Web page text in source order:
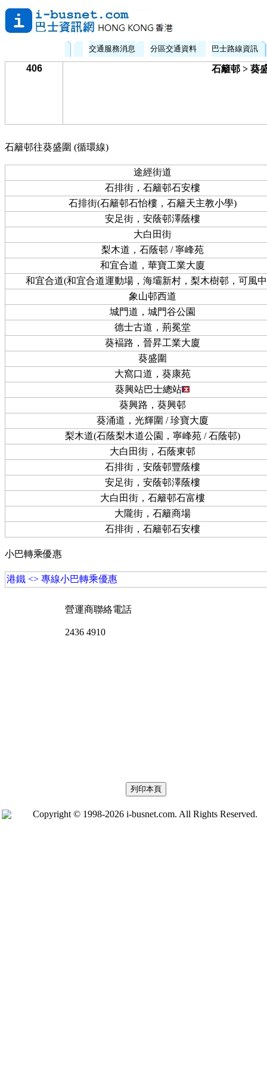
交通服務消息 分區交通資料 巴士路線資訊
406 石籬邨 > 葵
石籬邨往葵盛圍 (循環線)
途經街道
石排街，石籬邨石安樓
石排街(石籬邨石怡樓，石籬天主教小學)
安足街，安蔭邨澤蔭樓
大白田街
梨木道，石蔭邨 / 寧峰苑
和宜合道，華寶工業大廈
和宜合道(和宜合道運動場，海壩新村，梨木樹邨，可風
象山邨西道
城門道，城門谷公園
德士古道，荊冕堂
葵褔路，晉昇工業大廈
葵盛圍
大窩口道，葵康苑
葵興站巴士總站
葵興路，葵興邨
葵涌道，光輝圍 / 珍寶大廈
梨木道(石蔭梨木道公園，寧峰苑 / 石蔭邨)
大白田街，石蔭東邨
石排街，安蔭邨豐蔭樓
安足街，安蔭邨澤蔭樓
大白田街，石籬邨石富樓
大隴街，石籬商場
石排街，石籬邨石安樓
小巴轉乘優惠
港鐵 <> 專線小巴轉乘優惠
營運商聯絡電話
2436 4910
Copyright © 1998-2026 i-busnet.com. All Rights Reserved.